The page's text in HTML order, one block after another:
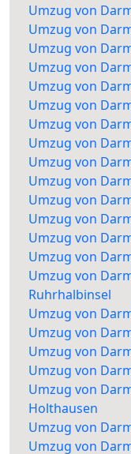
Umzug von
Umzug von
Umzug von
Umzug von
Umzug von
Umzug von
Umzug von
Umzug von
Umzug von
Umzug von
Umzug von
Umzug von
Umzug von
Umzug von
Umzug von
Ruhrhalbinsel
Umzug von
Umzug von
Umzug von
Umzug von
Umzug von
Holthausen
Umzug von
Umzug von